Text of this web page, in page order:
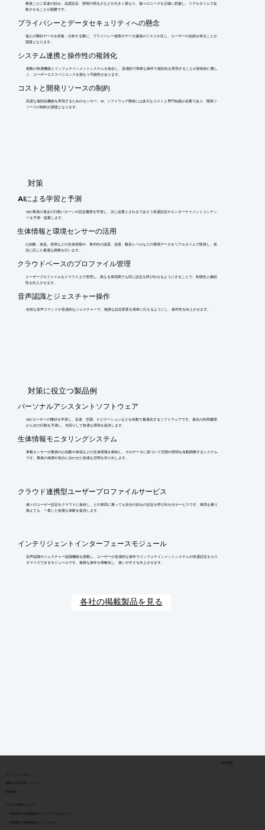
乗員ごとに音楽の好み、温度設定、照明の明るさなどが大きく異なり、個々のニーズを正確に把握し、リアルタイムで反
映させることが困難です。
プライバシーとデータセキュリティへの懸念
個人の嗜好データを収集・分析する際に、プライバシー侵害やデータ漏洩のリスクが生じ、ユーザーの信頼を得ることが
課題となります。
システム連携と操作性の複雑化
複数の快適機能とインフォテインメントシステムを統合し、直感的で簡単な操作で個別化を実現することが技術的に難し
く、ユーザーエクスペリエンスを損なう可能性があります。
コストと開発リソースの制約
高度な個別化機能を実現するためのセンサー、AI、ソフトウェア開発には多大なコストと専門知識が必要であり、開発リ
ソースの制約が課題となります。
​対策
AIによる学習と予測
AIが乗員の過去の行動パターンや設定履歴を学習し、次に必要とされるであろう快適設定やエンターテイメントコンテン
ツを予測・提案します。
生体情報と環境センサーの活用
心拍数、体温、表情などの生体情報や、車内外の温度、湿度、騒音レベルなどの環境データをリアルタイムで取得し、状
況に応じた最適な調整を行います。
クラウドベースのプロファイル管理
ユーザープロファイルをクラウド上で管理し、異なる車両間でも同じ設定を呼び出せるようにすることで、利便性と継続
性を向上させます。
音声認識とジェスチャー操作
自然な音声コマンドや直感的なジェスチャーで、複雑な設定変更を簡単に行えるようにし、操作性を向上させます。
​対策に役立つ製品例
パーソナルアシスタントソフトウェア
AIがユーザーの嗜好を学習し、音楽、空調、ナビゲーションなどを自動で最適化するソフトウェアです。過去の利用履歴
から次の行動を予測し、先回りして快適な環境を提供します。
生体情報モニタリングシステム
車載センサーが乗員の心拍数や体温などの生体情報を検知し、そのデータに基づいて空調や照明を自動調整するシステム
です。乗員の体調や気分に合わせた快適な空間を作り出します。
クラウド連携型ユーザープロファイルサービス
個々のユーザー設定をクラウドに保存し、どの車両に乗っても自分の好みの設定を呼び出せるサービスです。車両を乗り
換えても、一貫した快適な体験を提供します。
インテリジェントインターフェースモジュール
音声認識やジェスチャー認識機能を搭載し、ユーザーが直感的な操作でインフォテインメントシステムや快適設定をカス
タマイズできるモジュールです。複雑な操作を簡略化し、使いやすさを向上させます。
各社の掲載製品を見る
​情報の外部伝達について
会社情報
> BtoB向け情報検索サイト イプロス
> 製造業向け情報検索サイト イプロスものづくり
イプロス関連サービス